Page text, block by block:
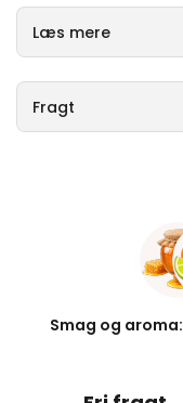
Læs mere
Fragt
Smag og aroma: